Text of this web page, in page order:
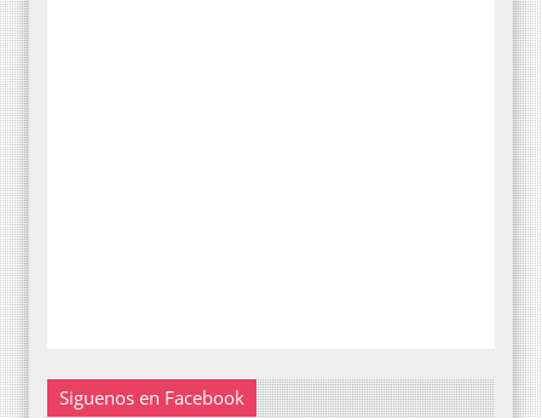
Siguenos en Facebook